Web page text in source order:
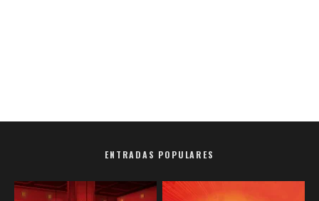
ENTRADAS POPULARES